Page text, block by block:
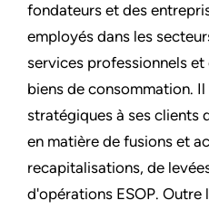
fondateurs et des
employés dans les
services professionnels
biens de consommation.
stratégiques à ses clients
en matière de fusions et
recapitalisations, de
d'opérations ESOP. Outre